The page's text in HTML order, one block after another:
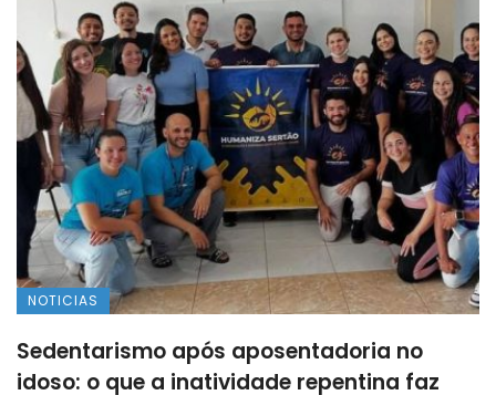
NOTICIAS
Sedentarismo após aposentadoria no
idoso: o que a inatividade repentina faz